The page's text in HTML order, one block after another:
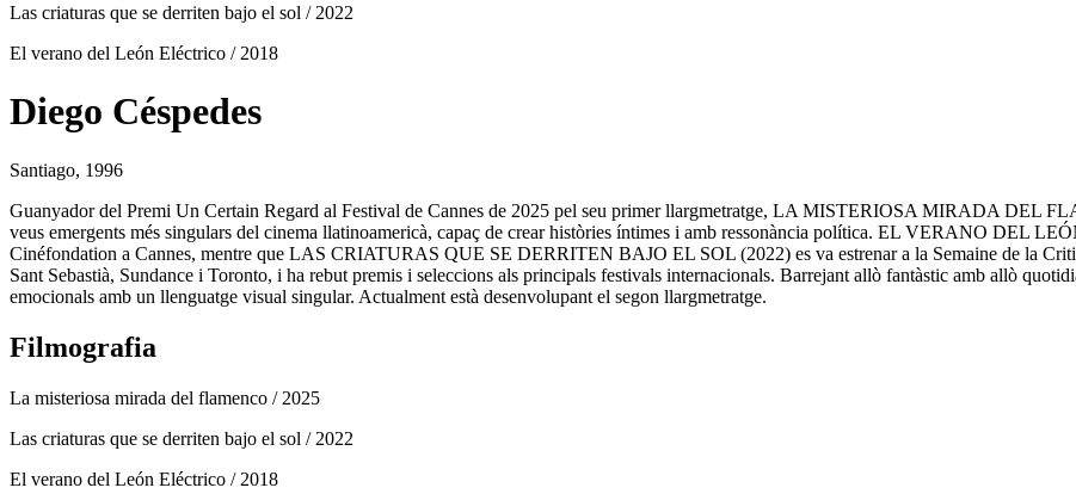
Las criaturas que se derriten bajo el sol / 2022
El verano del León Eléctrico / 2018
Diego Céspedes
Santiago, 1996
Guanyador del Premi Un Certain Regard al Festival de Cannes de 2025 pel seu primer llargmetratge, LA MISTERIOSA MIRADA DEL
veus emergents més singulars del cinema llatinoamericà, capaç de crear històries íntimes i amb ressonància política. EL VERANO DEL
Cinéfondation a Cannes, mentre que LAS CRIATURAS QUE SE DERRITEN BAJO EL SOL (2022) es va estrenar a la Semaine de la
Sant Sebastià, Sundance i Toronto, i ha rebut premis i seleccions als principals festivals internacionals. Barrejant allò fantàstic amb allò
emocionals amb un llenguatge visual singular. Actualment està desenvolupant el segon llargmetratge.
Filmografia
La misteriosa mirada del flamenco / 2025
Las criaturas que se derriten bajo el sol / 2022
El verano del León Eléctrico / 2018